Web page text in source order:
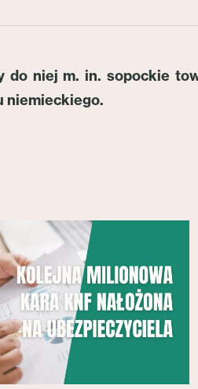
do niej m. in. sopockie
niemieckiego.